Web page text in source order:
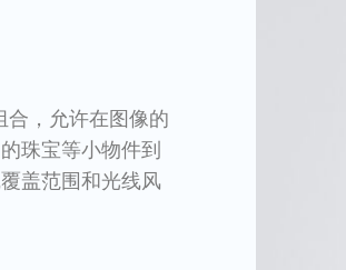
，允许在图像的
珠宝等小物件到
盖范围和光线风